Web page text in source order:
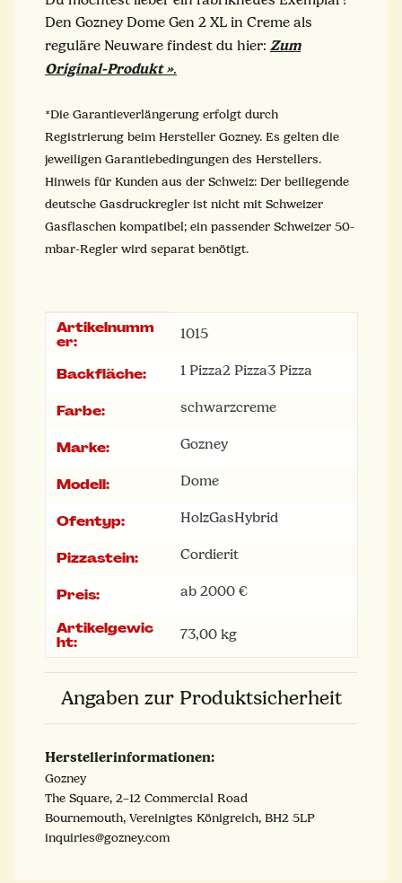
Den Gozney Dome Gen 2 XL in Creme als
reguläre Neuware findest du hier: Zum
Original-Produkt ».
*Die Garantieverlängerung erfolgt durch
Registrierung beim Hersteller Gozney. Es gelten die
jeweiligen Garantiebedingungen des Herstellers.
Hinweis für Kunden aus der Schweiz: Der beiliegende
deutsche Gasdruckregler ist nicht mit Schweizer
Gasflaschen kompatibel; ein passender Schweizer 50-
mbar-Regler wird separat benötigt.
Produkteigenschaft
Wert
Artikelnumm
er:
1015
Backfläche: 1 Pizza2 Pizza3 Pizza
Farbe: schwarzcreme
Marke: Gozney
Modell: Dome
Ofentyp: HolzGasHybrid
Pizzastein: Cordierit
Preis: ab 2000 €
Artikelgewic
ht:
73,00 kg
Angaben zur Produktsicherheit
Herstellerinformationen:
Gozney
The Square, 2–12 Commercial Road
Bournemouth, Vereinigtes Königreich, BH2 5LP
inquiries@gozney.com